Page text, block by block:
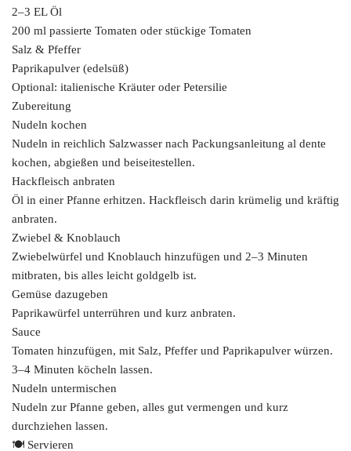
2–3 EL Öl
200 ml passierte Tomaten oder stückige Tomaten
Salz & Pfeffer
Paprikapulver (edelsüß)
Optional: italienische Kräuter oder Petersilie
Zubereitung
Nudeln kochen
Nudeln in reichlich Salzwasser nach Packungsanleitung al dente
kochen, abgießen und beiseitestellen.
Hackfleisch anbraten
Öl in einer Pfanne erhitzen. Hackfleisch darin krümelig und kräftig
anbraten.
Zwiebel & Knoblauch
Zwiebelwürfel und Knoblauch hinzufügen und 2–3 Minuten
mitbraten, bis alles leicht goldgelb ist.
Gemüse dazugeben
Paprikawürfel unterrühren und kurz anbraten.
Sauce
Tomaten hinzufügen, mit Salz, Pfeffer und Paprikapulver würzen.
3–4 Minuten köcheln lassen.
Nudeln untermischen
Nudeln zur Pfanne geben, alles gut vermengen und kurz
durchziehen lassen.
🍽️ Servieren